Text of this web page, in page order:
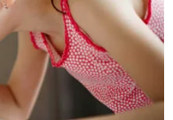
V 1
– 25 kg
Během
asi 20